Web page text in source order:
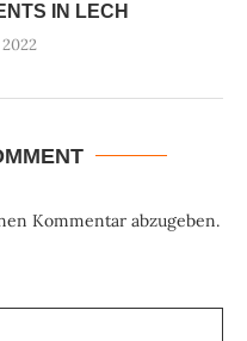
IN LECH
Kommentar abzugeben.